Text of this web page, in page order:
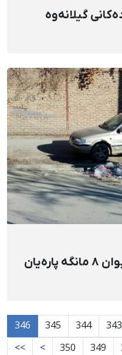
گیلانەوە
کرێکارانی شارەداریی مەریوان ٨ مانگە پارەیان
343
344
345
346
349
350
>
>>